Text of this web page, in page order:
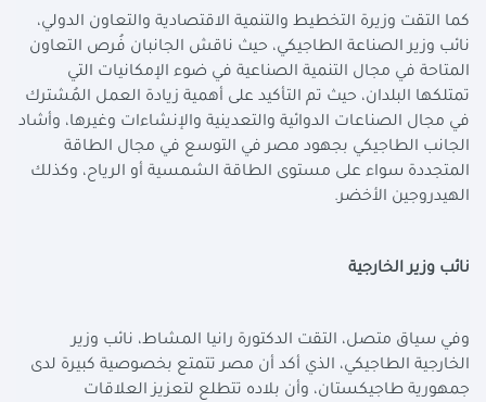
كما التقت وزيرة التخطيط والتنمية الاقتصادية والتعاون الدولي،
نائب وزير الصناعة الطاجيكي، حيث ناقش الجانبان فُرص التعاون
المتاحة في مجال التنمية الصناعية في ضوء الإمكانيات التي
تمتلكها البلدان، حيث تم التأكيد على أهمية زيادة العمل المُشترك
في مجال الصناعات الدوائية والتعدينية والإنشاءات وغيرها، وأشاد
الجانب الطاجيكي بجهود مصر في التوسع في مجال الطاقة
المتجددة سواء على مستوى الطاقة الشمسية أو الرياح، وكذلك
الهيدروجين الأخضر.
نائب وزير الخارجية
وفي سياق متصل، التقت الدكتورة رانيا المشاط، نائب وزير
الخارجية الطاجيكي، الذي أكد أن مصر تتمتع بخصوصية كبيرة لدى
جمهورية طاجيكستان، وأن بلاده تتطلع لتعزيز العلاقات